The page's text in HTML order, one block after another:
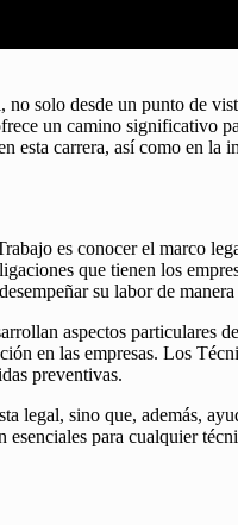
solo desde un punto de
un camino significativo
esta carrera, así como en la
es conocer el marco
que tienen los
su labor de
aspectos
en las empresas. Los
preventivas.
legal, sino que, además,
para cualquier